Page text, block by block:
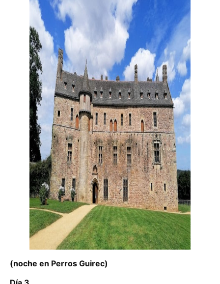
(noche en Perros Guirec)